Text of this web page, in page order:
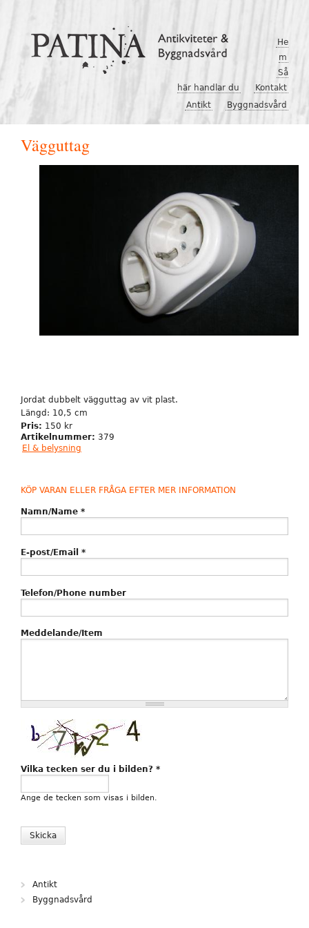
He
m
Så
här handlar du
Kontakt
Antikt
Byggnadsvård
Vägguttag
Jordat dubbelt vägguttag av vit plast.
Längd: 10,5 cm
Pris: 150 kr
Artikelnummer: 379
El & belysning
KÖP VARAN ELLER FRÅGA EFTER MER INFORMATION
Namn/Name *
E-post/Email *
Telefon/Phone number
Meddelande/Item
Vilka tecken ser du i bilden? *
Ange de tecken som visas i bilden.
Antikt
Byggnadsvård